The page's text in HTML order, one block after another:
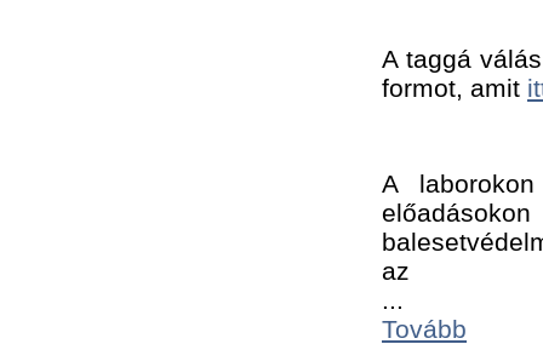
A taggá
formot, amit
A
az ﻿
Tovább